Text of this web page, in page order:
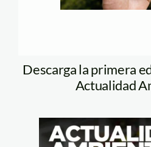
Descarga la primera
Actualidad